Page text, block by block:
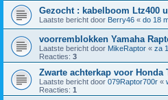
Gezocht : kabelboom Ltz400
Laatste bericht door Berry46 « do 18
voorremblokken Yamaha
Laatste bericht door MikeRaptor « za
Reacties: 3
Zwarte achterkap voor Honda
Laatste bericht door 079Raptor700r «
Reacties: 1